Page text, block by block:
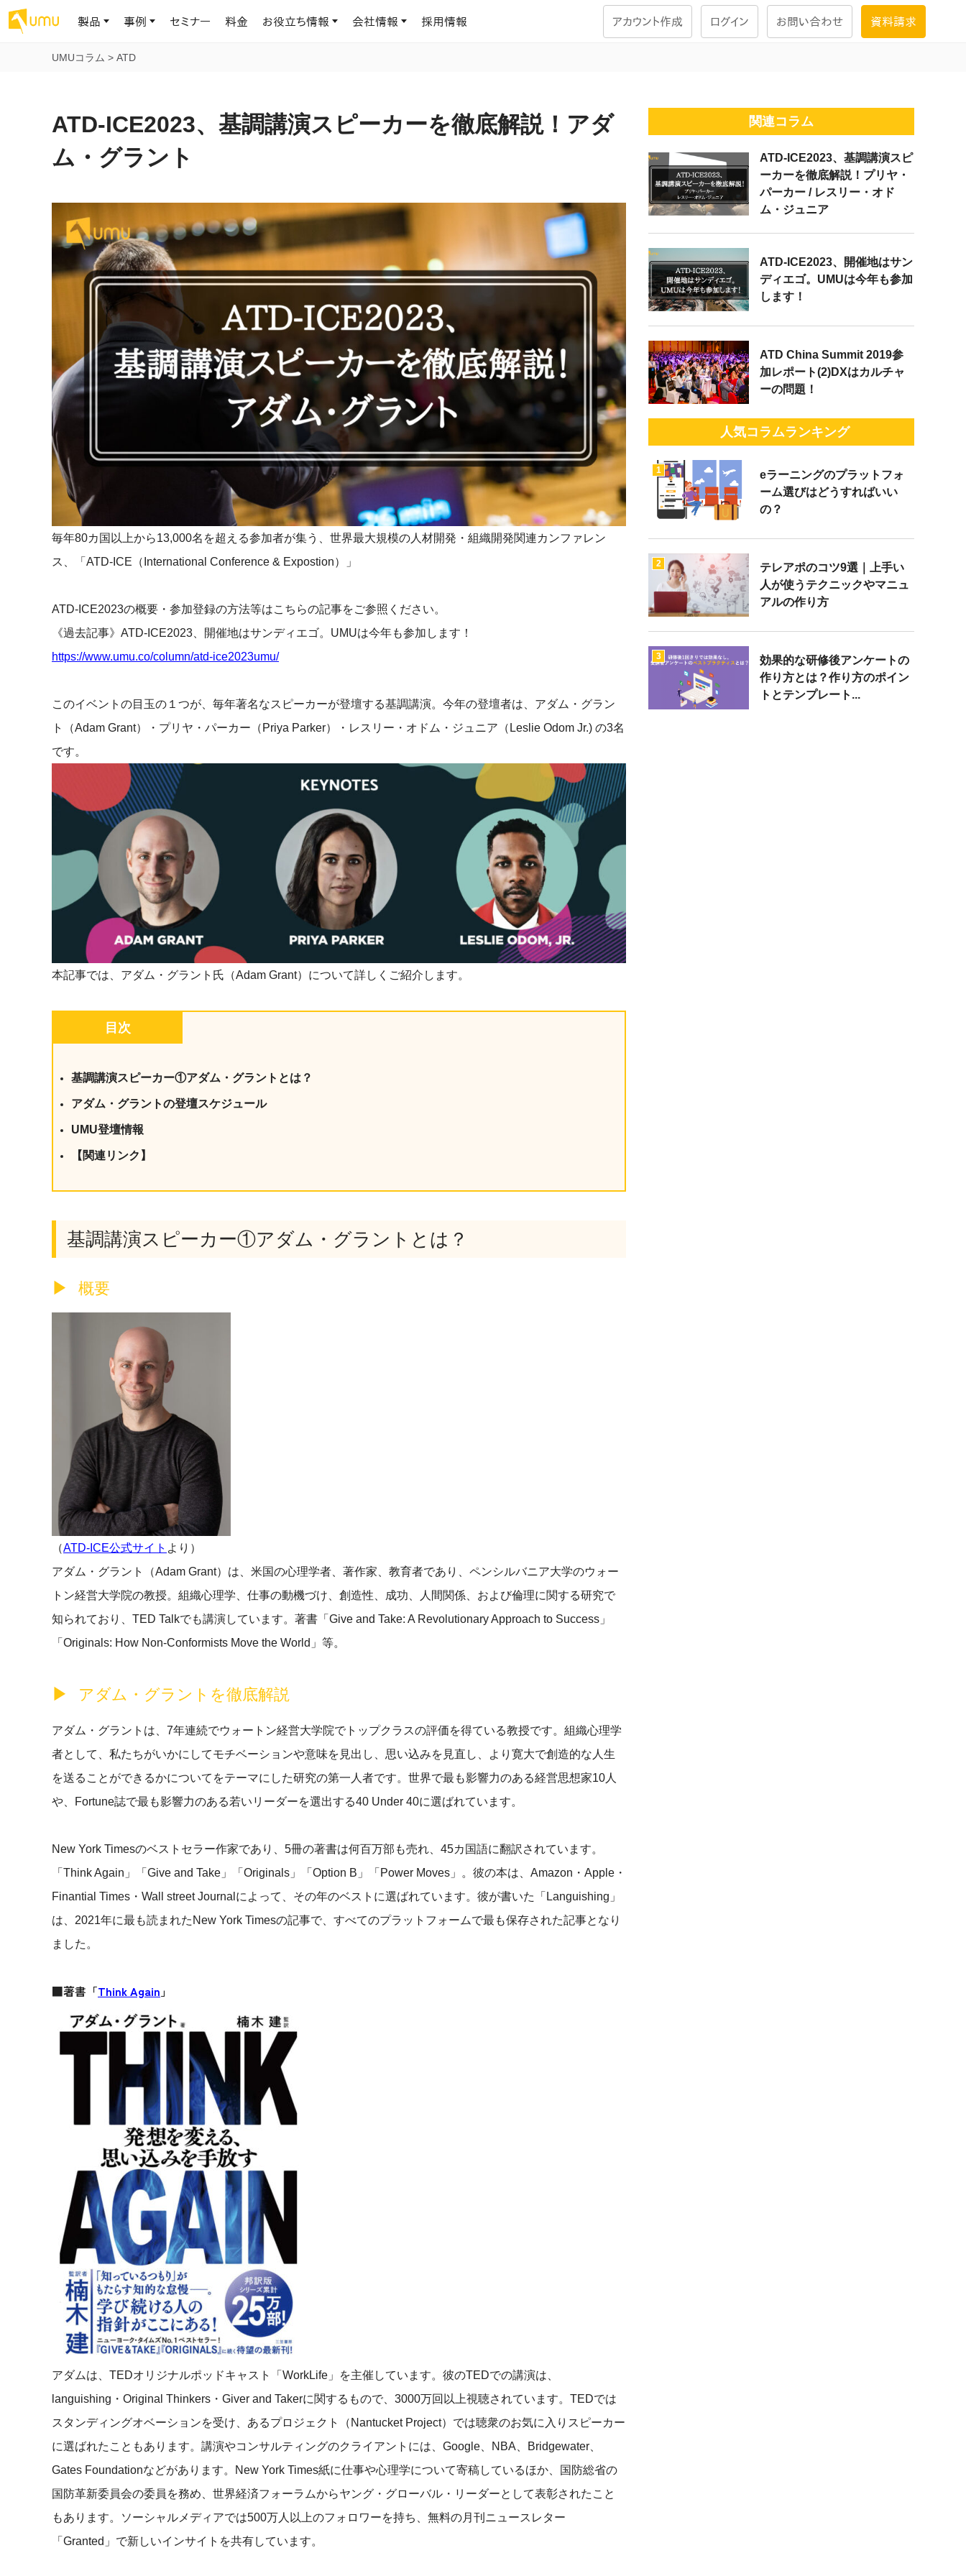
製品
AIリテラシーコース
大規模言語モデル時代のAIリテラ
シー養成オンラインコース
わずか1時間で、初学者から専門家
まで。AIを使いこなすプロンプトリテ
ラシーの習得
AIリテラシー アセスメント
企業のAIリテラシーを可視化し、組
織変革を推進する人材の発掘・育
AI人材育成：次世代トップセー
ルス育成
営業担当者のAI活用力を高め、成
約率向上を実現
AI人材育成：ビジネスライティ
AI時代の全ビジネスパーソン必須
のコアスキル。 ドラフト作成を自動
化し、業務スピードを加速
AI人材育成：タイムマネジメント
管理へ
AI人材育成：プロジェクトマネ
ジメント
を出す推進力を養う
AIでオペレーション業務から解放。
人と向き合い、組織を変える戦略人
AIロープレ
学習の科学に基づくAIロープレで、
AIとの対話トレーニングによる、効
ジャーの指導力から、営業担当者
AI マネジメント Dojo
AI部下との対話シミュレーションで
マネジメント課題を特定。個別フィ
ードバックでスキルを定着
製品紹介や営業トレーニングといっ
た、重要なビジネスプレゼンに最適
化されたPPTスピーチ練習
UMU AI課題
AIによる個別フィードバックで練習
の質を飛躍的に高め、スキルアップ
を実現
AIバーチャル講師の動画をワンクリ
uAsk
社内の情報資産を活用し、社員か
UMU AIジェスチャー課題
UMU AI Tools
あらゆる業務シナリオに最適化され
た、100以上のAIネイティブツール
ラーニングプラットフォーム
OJTの教育と学習
アセスメント
セキュリティー
学習ツール
試験を受ける
大画面インタラクション
学習プログラム
事例
お客様の課題解決のプロセスと成果を、インタビュー記事でご紹介し
お客様の声
導入企業一覧
2.8万社以上が導入した信頼と実績の一覧を、こちらでご覧いただけ
セミナー 料金 お役立ち情報
AI活用や人材育成に役立つ、課題解決のための資料を無料でご提
供します
お知らせ
UMUコースマーケット
プロが作成した質の高い研修コースを購入し、即座に自社で導入で
専門家がAIや組織開発を深掘り解説する、実践に役立つナレッジで
す
サービスのご利用方法や料金など、多く寄せられるご質問にお答えし
会社情報
世界203カ国・国内28,000社以上の導入実績と基本情報
私たちについて
ミッション・ビジョン、社名に込められた想い
AI時代に、人間の可能性を拡張する。学びと人的資本の未来
代表と各分野の顧問・アドバイザーをご紹介
ISO認証取得済み。最高水準のセキュリティ体制
採用情報 アカウント作成 ログイン お問い合わせ 資料請求
UMUコラム > ATD
ATD-ICE2023、基調講演スピーカーを徹底解説！アダ
ム・グラント
毎年80カ国以上から13,000名を超える参加者が集う、世界最大規模の人材開発・組織開発関連カンファレン
ス、「ATD-ICE（International Conference & Expostion）」
ATD-ICE2023の概要・参加登録の方法等はこちらの記事をご参照ください。
《過去記事》ATD-ICE2023、開催地はサンディエゴ。UMUは今年も参加します！
https://www.umu.co/column/atd-ice2023umu/
このイベントの目玉の１つが、毎年著名なスピーカーが登壇する基調講演。今年の登壇者は、アダム・グラン
ト（Adam Grant）・プリヤ・パーカー（Priya Parker）・レスリー・オドム・ジュニア（Leslie Odom Jr.) の3名
です。
本記事では、アダム・グラント氏（Adam Grant）について詳しくご紹介します。
目次
基調講演スピーカー①アダム・グラントとは？
アダム・グラントの登壇スケジュール
UMU登壇情報
【関連リンク】
基調講演スピーカー①アダム・グラントとは？
概要
（ATD-ICE公式サイト より）
アダム・グラント（Adam Grant）は、米国の心理学者、著作家、教育者であり、ペンシルバニア大学のウォー
トン経営大学院の教授。組織心理学、仕事の動機づけ、創造性、成功、人間関係、および倫理に関する研究で
知られており、TED Talkでも講演しています。著書「Give and Take: A Revolutionary Approach to Success」
「Originals: How Non-Conformists Move the World」等。
アダム・グラントを徹底解説
アダム・グラントは、7年連続でウォートン経営大学院でトップクラスの評価を得ている教授です。組織心理学
者として、私たちがいかにしてモチベーションや意味を見出し、思い込みを見直し、より寛大で創造的な人生
を送ることができるかについてをテーマにした研究の第一人者です。世界で最も影響力のある経営思想家10人
や、Fortune誌で最も影響力のある若いリーダーを選出する40 Under 40に選ばれています。
New York Timesのベストセラー作家であり、5冊の著書は何百万部も売れ、45カ国語に翻訳されています。
「Think Again」「Give and Take」「Originals」「Option B」「Power Moves」。彼の本は、Amazon・Apple・
Finantial Times・Wall street Journalによって、その年のベストに選ばれています。彼が書いた「Languishing」
は、2021年に最も読まれたNew York Timesの記事で、すべてのプラットフォームで最も保存された記事となり
ました。
■著書「Think Again 」
アダムは、TEDオリジナルポッドキャスト「WorkLife」を主催しています。彼のTEDでの講演は、
languishing・Original Thinkers・Giver and Takerに関するもので、3000万回以上視聴されています。TEDでは
スタンディングオベーションを受け、あるプロジェクト（ Nantucket Project）では聴衆のお気に入りスピーカー
に選ばれたこともあります。講演やコンサルティングのクライアントには、Google、NBA、Bridgewater、
Gates Foundationなどがあります。New York Times紙に仕事や心理学について寄稿しているほか、国防総省の
国防革新委員会の委員を務め、世界経済フォーラムからヤング・グローバル・リーダーとして表彰されたこと
もあります。ソーシャルメディアでは500万人以上のフォロワーを持ち、無料の月刊ニュースレター
「Granted」で新しいインサイトを共有しています。
関連コラム
ATD-ICE2023、基調講演スピ
ーカーを徹底解説！プリヤ・
パーカー / レスリー・オド
ム・ジュニア
ATD-ICE2023、開催地はサン
ディエゴ。UMUは今年も参加
します！
ATD China Summit 2019参
加レポート(2)DXはカルチャ
ーの問題！
人気コラムランキング
1
eラーニングのプラットフォ
ーム選びはどうすればいい
の？
2
テレアポのコツ9選｜上手い
人が使うテクニックやマニュ
アルの作り方
3
効果的な研修後アンケートの
作り方とは？作り方のポイン
トとテンプレート...